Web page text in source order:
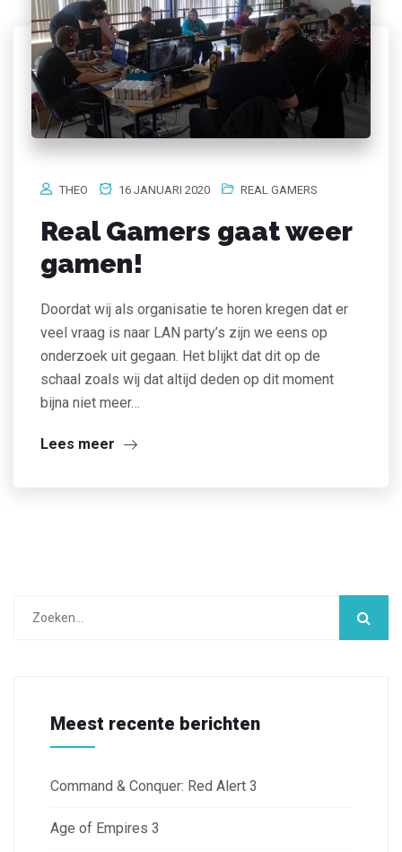
THEO 16 JANUARI 2020 REAL GAMERS
Real Gamers gaat weer
gamen!
Doordat wij als organisatie te horen kregen dat er
veel vraag is naar LAN party’s zijn we eens op
onderzoek uit gegaan. Het blijkt dat dit op de
schaal zoals wij dat altijd deden op dit moment
bijna niet meer…
Lees meer
Meest recente berichten
Command & Conquer: Red Alert 3
Age of Empires 3